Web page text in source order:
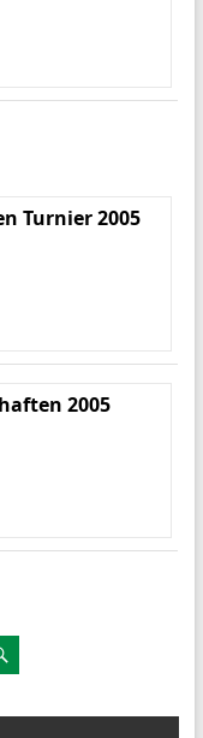
Turnier 2005
2005